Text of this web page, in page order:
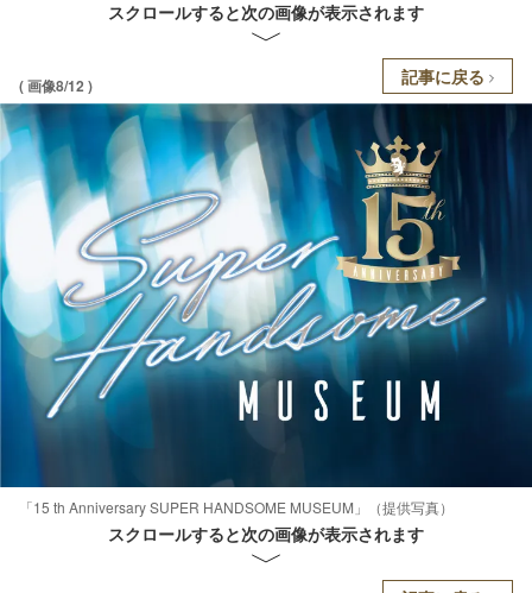
スクロールすると次の画像が表示されます
( 画像8/12 ) 記事に戻る
「15 th Anniversary SUPER HANDSOME MUSEUM」（提供写真）
スクロールすると次の画像が表示されます